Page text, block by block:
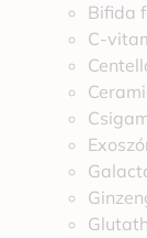
Bifida
C-